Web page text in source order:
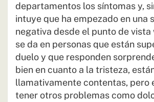
departamentos los síntomas y,
intuye que ha empezado en una
negativa desde el punto de vista
se da en personas que están
duelo y que responden
bien en cuanto a la tristeza,
llamativamente contentas, pero
tener otros problemas como